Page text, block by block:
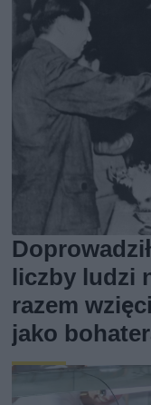
liczby ludzi
razem
jako